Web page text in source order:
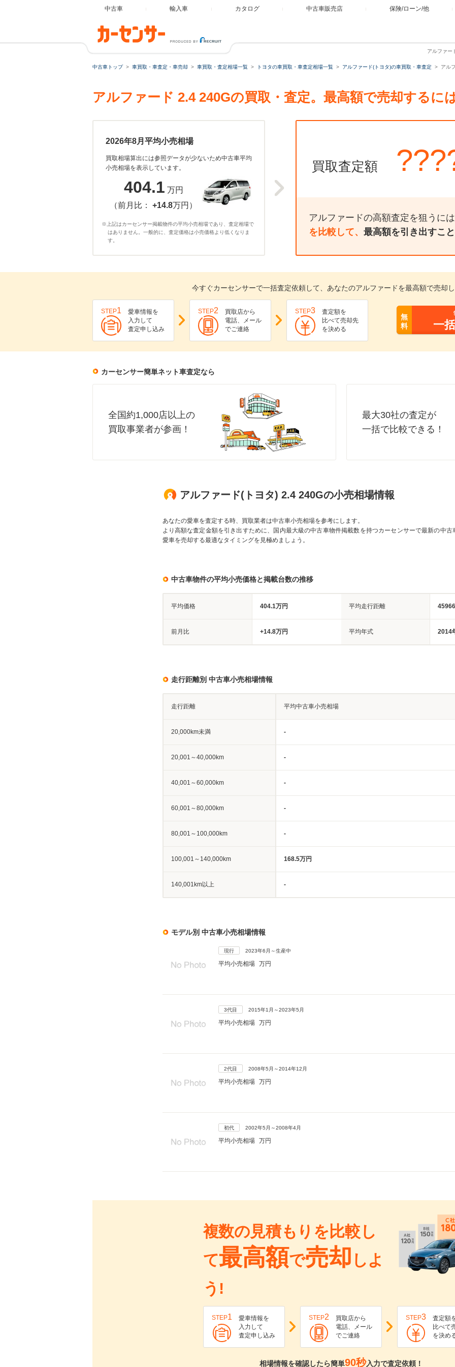
中古車 輸入車 カタログ 中古車販売店 保険/ローン/他
アルファー
中古車トップ 車買取・車査定・車売却 車買取・査定相場一覧 トヨタの車買取・車査定相場一覧 アルファード(トヨタ)の車買取・車査定 アル
アルファード 2.4 240Gの買取・査定。最高額で売却するに
2026年8月平均小売相場
買取相場算出には参照データが少ないため中古車平均
小売相場を表示しています。
404.1 万円
（前月比： +14.8万円）
※上記はカーセンサー掲載物件の平均小売相場であり、査定相場で
はありません。一般的に、査定価格は小売価格より低くなりま
す。
買取査定額
アルファードの高額査定を狙うには
を比較して、 最高額を引き出すこ
今すぐカーセンサーで一括査定依頼して、あなたのアルファードを最高額で売却し
STEP1
愛車情報を
入力して
査定申し込み
STEP2
買取店から
電話、メール
でご連絡
STEP3
査定額を
比べて売却先
を決める
無
料
一
カーセンサー簡単ネット車査定なら
全国約1,000店以上の
買取事業者が参画！
最大30社の査定が
一括で比較できる！
アルファード(トヨタ) 2.4 240Gの小売相場情報
あなたの愛車を査定する時、買取業者は中古車小売相場を参考にします。
より高額な査定金額を引き出すために、国内最大級の中古車物件掲載数を持つカーセンサーで最新の中古
愛車を売却する最適なタイミングを見極めましょう。
中古車物件の平均小売価格と掲載台数の推移
平均価格 404.1万円 平均走行距離
前月比 +14.8万円 平均年式 2014
走行距離別 中古車小売相場情報
走行距離 平均中古車小売相場
20,000km未満 -
20,001～40,000km -
40,001～60,000km -
60,001～80,000km -
80,001～100,000km -
100,001～140,000km 168.5万円
140,001km以上 -
モデル別 中古車小売相場情報
現行 2023年6月～生産中
平均小売相場 万円
3代目 2015年1月～2023年5月
平均小売相場 万円
2代目 2008年5月～2014年12月
平均小売相場 万円
初代 2002年5月～2008年4月
平均小売相場 万円
複数の見積もりを比較し
て最高額で売却 しよ
う!
STEP1
愛車情報を
入力して
査定申し込み
STEP2
買取店から
電話、メール
でご連絡
STEP3
査定額
比べて
を決め
相場情報を確認したら簡単90秒入力で査定依頼！